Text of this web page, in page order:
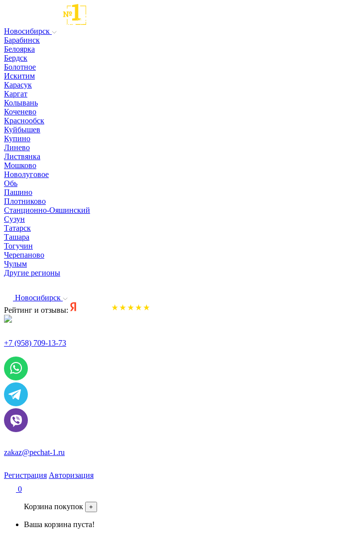
Новосибирск
Барабинск
Белоярка
Бердск
Болотное
Искитим
Карасук
Каргат
Колывань
Коченево
Краснообск
Куйбышев
Купино
Линево
Листвянка
Мошково
Новолуговое
Обь
Пашино
Плотниково
Станционно-Ояшинский
Сузун
Татарск
Ташара
Тогучин
Черепаново
Чулым
Другие регионы
Новосибирск
Рейтинг и отзывы:
+7 (958) 709-13-73
zakaz@pechat-1.ru
Регистрация Авторизация
0
Корзина покупок +
Ваша корзина пуста!